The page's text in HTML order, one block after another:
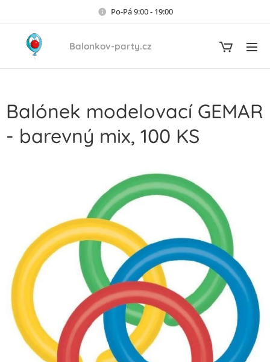
Po-Pá 9:00 - 19:00
Balonkov-party.cz
Balónek modelovací GEMAR
- barevný mix, 100 KS